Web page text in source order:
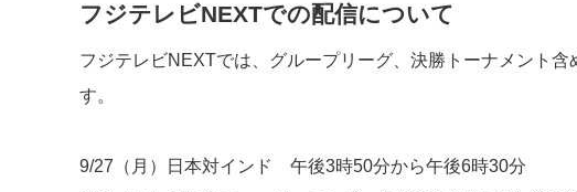
フジテレビNEXTでの配信について
フジテレビNEXTでは、グループリーグ、決勝トーナメント含
す。
9/27（月）日本対インド 午後3時50分から午後6時30分